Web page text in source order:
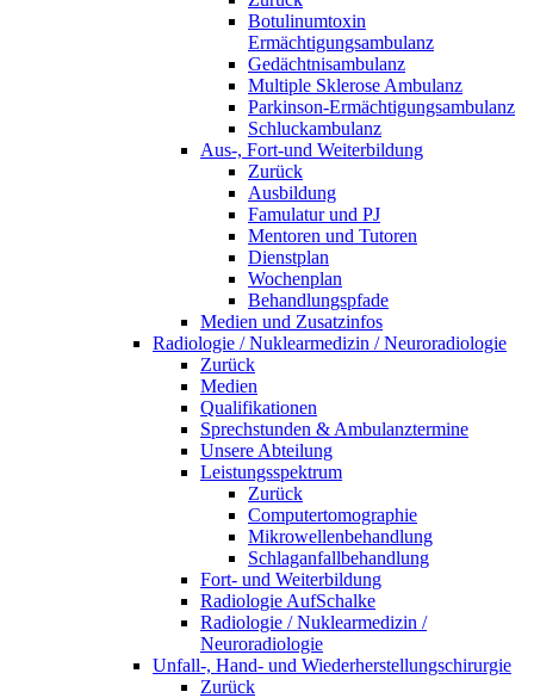
Botulinumtoxin
Ermächtigungsambulanz
Gedächtnisambulanz
Multiple Sklerose Ambulanz
Parkinson-Ermächtigungsambulanz
Schluckambulanz
Aus-, Fort-und Weiterbildung
Zurück
Ausbildung
Famulatur und PJ
Mentoren und Tutoren
Dienstplan
Wochenplan
Behandlungspfade
Medien und Zusatzinfos
Radiologie / Nuklearmedizin / Neuroradiologie
Zurück
Medien
Qualifikationen
Sprechstunden & Ambulanztermine
Unsere Abteilung
Leistungsspektrum
Zurück
Computertomographie
Mikrowellenbehandlung
Schlaganfallbehandlung
Fort- und Weiterbildung
Radiologie AufSchalke
Radiologie / Nuklearmedizin /
Neuroradiologie
Unfall-, Hand- und Wiederherstellungschirurgie
Zurück